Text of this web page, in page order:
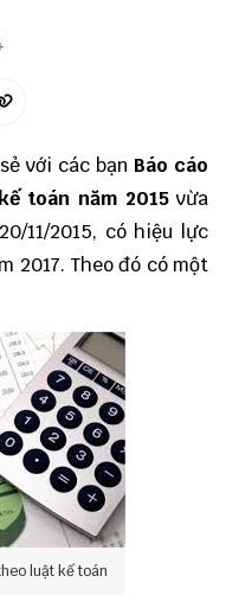
với các bạn Báo cáo
toán năm 2015vừa
11/2015, có hiệu lực
2017. Theo đó có một
luật kế toán